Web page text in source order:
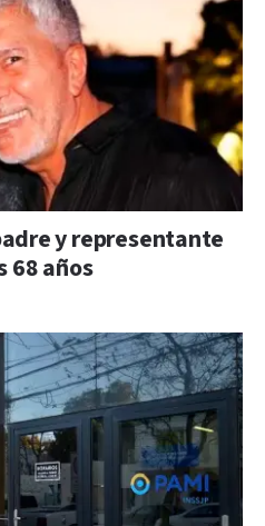
y representante
68 años